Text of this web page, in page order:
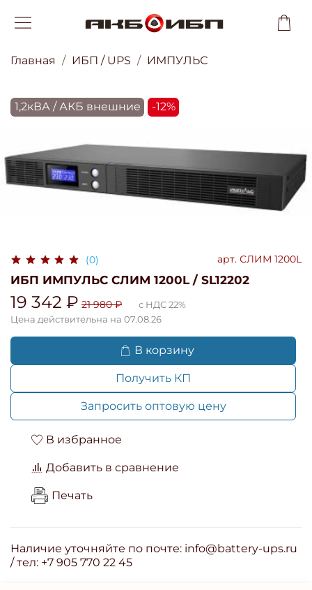
Главная ИБП / UPS ИМПУЛЬС
1,2кВА / АКБ внешние -12%
(0) арт. СЛИМ 1200L
ИБП ИМПУЛЬС СЛИМ 1200L / SL12202
19 342 ₽ 21 980 ₽
с НДС 22%
Цена действительна на 07.08.26
В корзину
Получить КП
Запросить оптовую цену
В избранное
Добавить в сравнение
Печать
Наличие уточняйте по почте: info@battery-ups.ru
/ тел: +7 905 770 22 45